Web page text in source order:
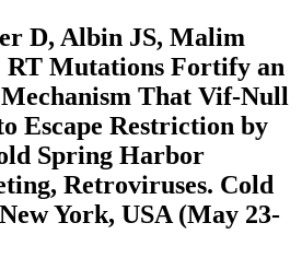
D, Albin JS, Malim
Mutations Fortify an
That Vif-Null
Escape Restriction by
Spring Harbor
Retroviruses. Cold
York, USA (May 23-